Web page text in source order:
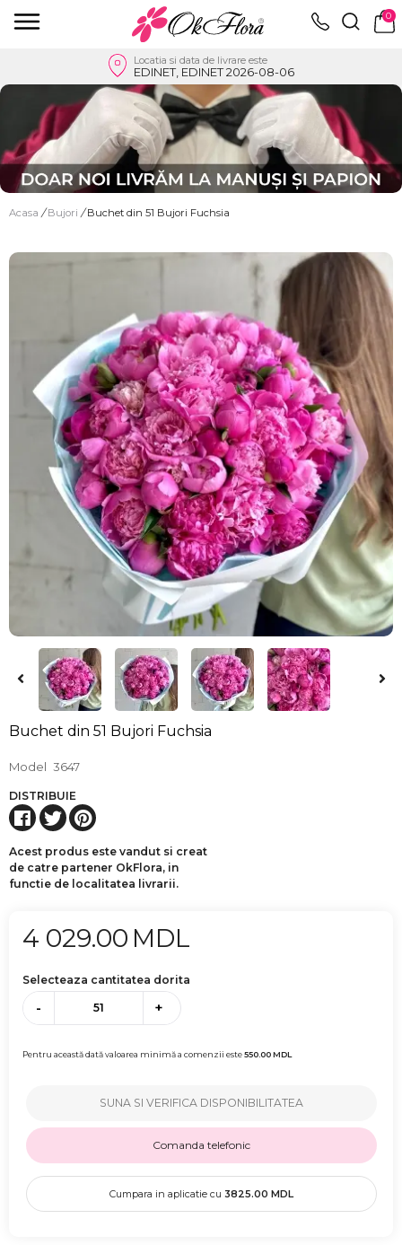
0
Locatia si data de livrare este
EDINET, EDINET 2026-08-06
Acasa / Bujori / Buchet din 51 Bujori Fuchsia
Buchet din 51 Bujori Fuchsia
Model 3647
DISTRIBUIE
Acest produs este vandut si creat
de catre partener OkFlora, in
functie de localitatea livrarii.
4 029.00 MDL
Selecteaza cantitatea dorita
- +
Pentru această dată valoarea minimă a comenzii este550.00MDL
SUNA SI VERIFICA DISPONIBILITATEA
Comanda telefonic
Cumpara in aplicatie cu 3825.00 MDL